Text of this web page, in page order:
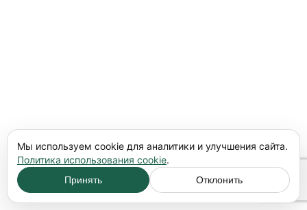
Мы используем cookie для аналитики и улучшения сайта.
Политика использования cookie.
Принять Отклонить